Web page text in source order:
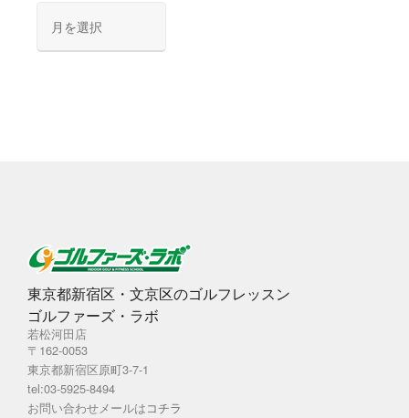
カ
東京都新宿区・文京区のゴルフレッスン
ゴルファーズ・ラボ
若松河田店
〒162-0053
東京都新宿区原町3-7-1
tel:03-5925-8494
お問い合わせメールはコチラ